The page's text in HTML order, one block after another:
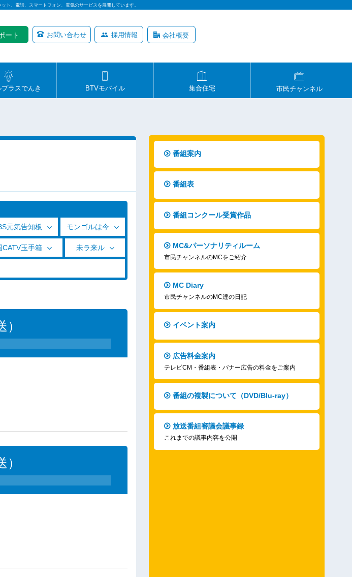
ト、電話、スマートフォン、電気のサービスを展開しています。
ート お問い合わせ 採用情報 会社概要
ラスでんき BTVモバイル 集合住宅 市民チャンネル
元気告知板 モンゴルは今
CATV玉手箱 未ラ来ル
番組案内
番組表
番組コンクール受賞作品
MC&パーソナリティルーム
市民チャンネルのMCをご紹介
MC Diary
市民チャンネルのMC達の日記
イベント案内
広告料金案内
テレビCM・番組表・バナー広告の料金をご案内
番組の複製について（DVD/Blu-ray）
放送番組審議会議事録
これまでの議事内容を公開